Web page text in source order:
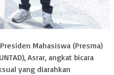
Mahasiswa (Presma)
Asrar, angkat bicara
yang diarahkan